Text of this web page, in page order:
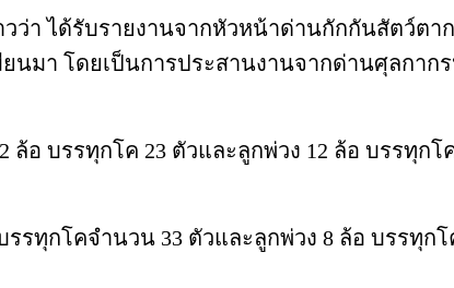
ว่า ได้รับรายงานจากหัวหน้าด่านกักกันสัตว์ต
นมา โดยเป็นการประสานงานจากด่านศุลกา
ล้อ บรรทุกโค 23 ตัวและลูกพ่วง 12 ล้อ บรรทุก
รรทุกโคจำนวน 33 ตัวและลูกพ่วง 8 ล้อ บรรทุ